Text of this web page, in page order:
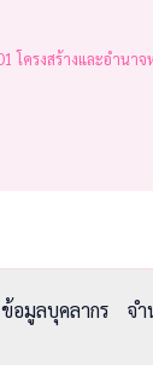
โครงสร้างและอำนา
ข้อมูลบุคลากร จ